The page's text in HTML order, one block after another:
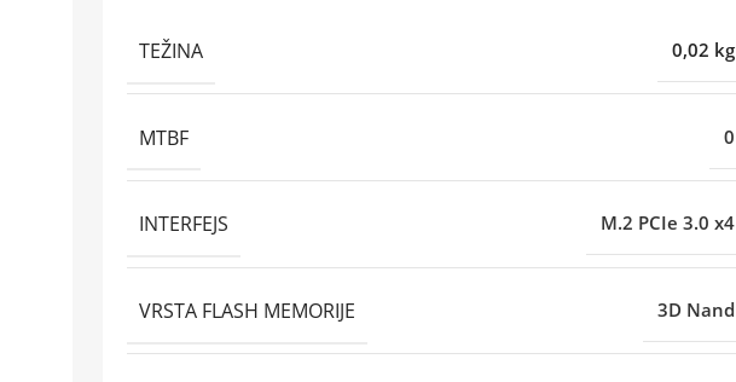
TEŽINA 0,02 kg
MTBF 0
INTERFEJS M.2 PCIe 3.0 x4
VRSTA FLASH MEMORIJE 3D Nand